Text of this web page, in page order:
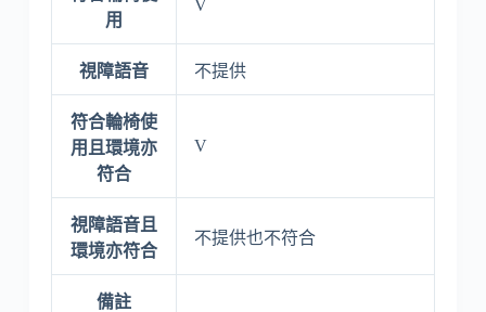
用
V
視障語音 不提供
符合輪椅使
用且環境亦
符合
V
視障語音且
環境亦符合
不提供也不符合
備註